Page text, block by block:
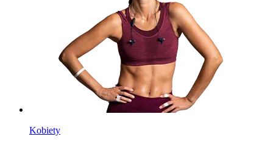
Kobiety